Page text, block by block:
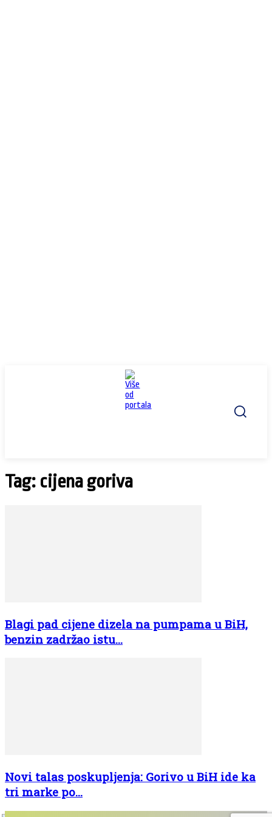
Tag: cijena goriva
Blagi pad cijene dizela na pumpama u BiH,
benzin zadržao istu...
Novi talas poskupljenja: Gorivo u BiH ide ka
tri marke po...